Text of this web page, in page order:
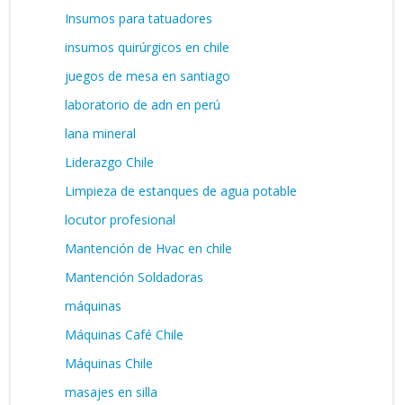
Insumos para tatuadores
insumos quirúrgicos en chile
juegos de mesa en santiago
laboratorio de adn en perú
lana mineral
Liderazgo Chile
Limpieza de estanques de agua potable
locutor profesional
Mantención de Hvac en chile
Mantención Soldadoras
máquinas
Máquinas Café Chile
Máquinas Chile
masajes en silla